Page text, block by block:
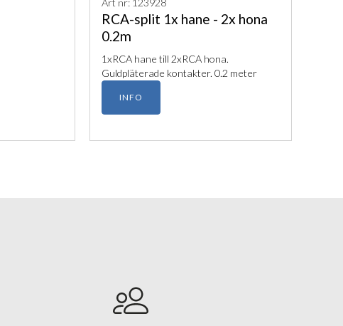
RCA-split 1x hane - 2x hona
0.2m
1xRCA hane till 2xRCA hona.
Guldpläterade kontakter. 0.2 meter
INFO